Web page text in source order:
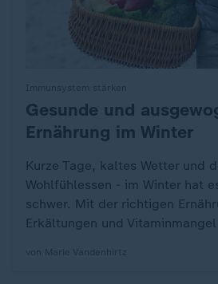
:Gesunde und
Ernährung im Winter
Kurze Tage, kaltes Wetter und
Wohlfühlessen - im Winter hat
schwer. Mit der richtigen
Erkältungen und